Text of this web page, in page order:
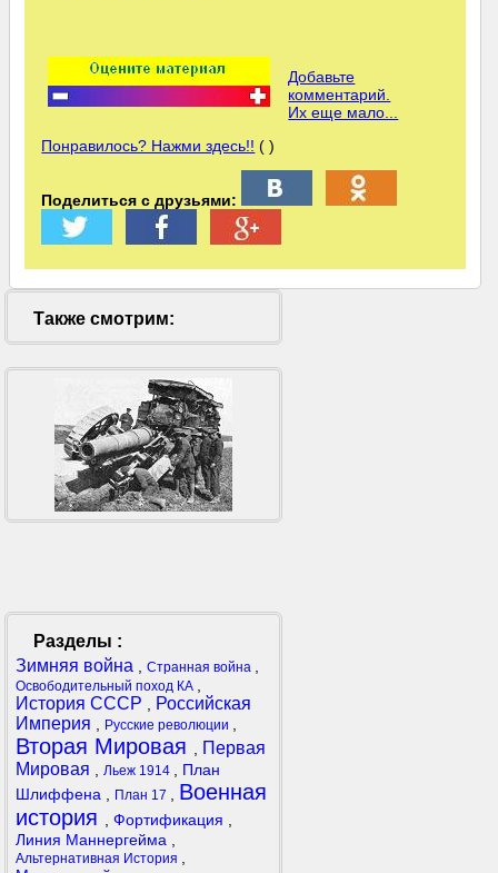
Добавьте
комментарий.
Их еще мало...
Понравилось? Нажми здесь!! ( )
Поделиться с друзьями:
Также смотрим:
Разделы :
Зимняя война
Странная война
Освободительный поход КА
История СССР
Российская
Империя
Русские революции
Вторая Мировая
Первая
Мировая
Льеж 1914
План
Шлиффена
План 17
Военная
история
Фортификация
Линия Маннергейма
Альтернативная История